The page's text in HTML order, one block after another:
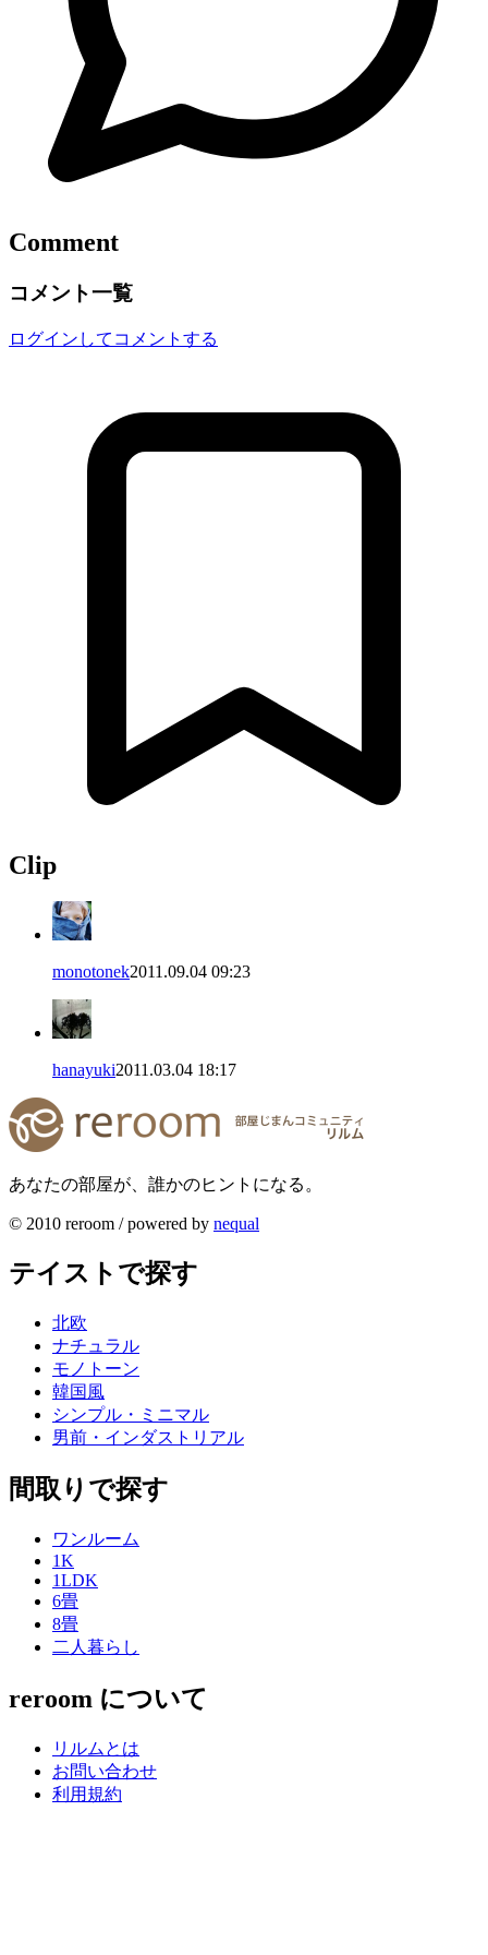
Comment
コメント一覧
ログインしてコメントする
Clip
monotonek2011.09.04 09:23
hanayuki2011.03.04 18:17
あなたの部屋が、誰かのヒントになる。
© 2010 reroom / powered by nequal
テイストで探す
北欧
ナチュラル
モノトーン
韓国風
シンプル・ミニマル
男前・インダストリアル
間取りで探す
ワンルーム
1K
1LDK
6畳
8畳
二人暮らし
reroom について
リルムとは
お問い合わせ
利用規約